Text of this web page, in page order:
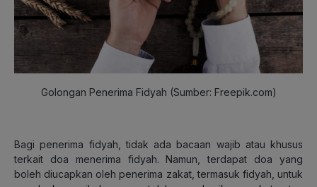
Golongan Penerima Fidyah (Sumber: Freepik.com)
Bagi penerima fidyah, tidak ada bacaan wajib atau khusus
terkait doa menerima fidyah. Namun, terdapat doa yang
boleh diucapkan oleh penerima zakat, termasuk fidyah, untuk